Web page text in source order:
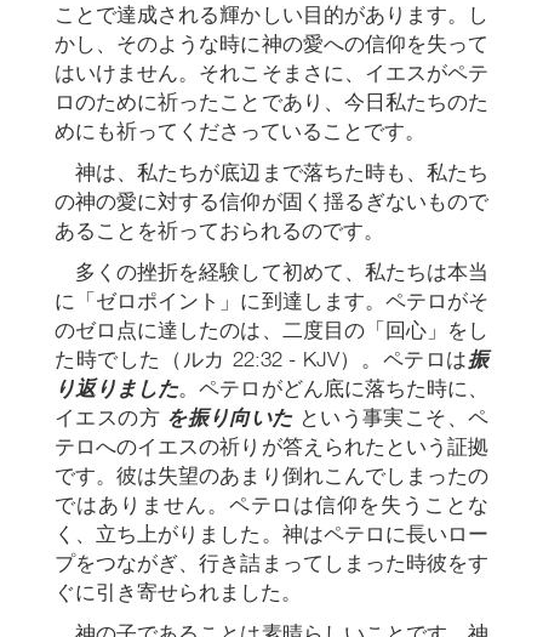
ことで達成される輝かしい目的があります。し
かし、そのような時に神の愛への信仰を失って
はいけません。それこそまさに、イエスがペテ
ロのために祈ったことであり、今日私たちのた
めにも祈ってくださっていることです。
神は、私たちが底辺まで落ちた時も、私たち
の神の愛に対する信仰が固く揺るぎないもので
あることを祈っておられるのです。
多くの挫折を経験して初めて、私たちは本当
に「ゼロポイント」に到達します。ペテロがそ
のゼロ点に達したのは、二度目の「回心」をし
た時でした（ルカ 22:32 - KJV）。ペテロは振
り返りました。ペテロがどん底に落ちた時に、
イエスの方 を振り向いたという事実こそ、ペ
テロへのイエスの祈りが答えられたという証拠
です。彼は失望のあまり倒れこんでしまったの
ではありません。ペテロは信仰を失うことな
く、立ち上がりました。神はペテロに長いロー
プをつながぎ、行き詰まってしまった時彼をす
ぐに引き寄せられました。